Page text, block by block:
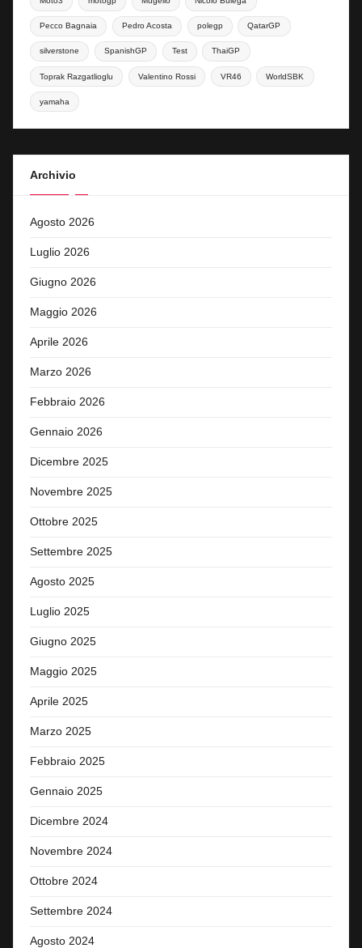
Pecco Bagnaia Pedro Acosta polegp QatarGP
silverstone SpanishGP Test ThaiGP
Toprak Razgatlioglu Valentino Rossi VR46 WorldSBK
yamaha
Archivio
Agosto 2026
Luglio 2026
Giugno 2026
Maggio 2026
Aprile 2026
Marzo 2026
Febbraio 2026
Gennaio 2026
Dicembre 2025
Novembre 2025
Ottobre 2025
Settembre 2025
Agosto 2025
Luglio 2025
Giugno 2025
Maggio 2025
Aprile 2025
Marzo 2025
Febbraio 2025
Gennaio 2025
Dicembre 2024
Novembre 2024
Ottobre 2024
Settembre 2024
Agosto 2024